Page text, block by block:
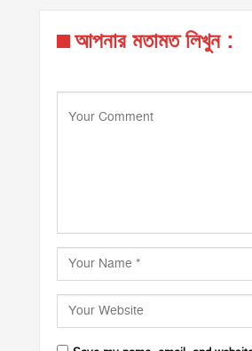
আপনার মতামত লিখুন :